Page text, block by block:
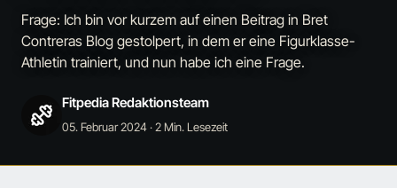
Frage: Ich bin vor kurzem auf einen Beitrag in Bret
Contreras Blog gestolpert, in dem er eine Figurklasse-
Athletin trainiert, und nun habe ich eine Frage.
Fitpedia Redaktionsteam
05. Februar 2024· 2 Min. Lesezeit